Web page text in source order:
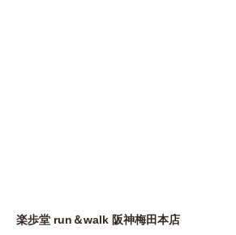
楽歩堂 run＆walk 阪神梅田本店